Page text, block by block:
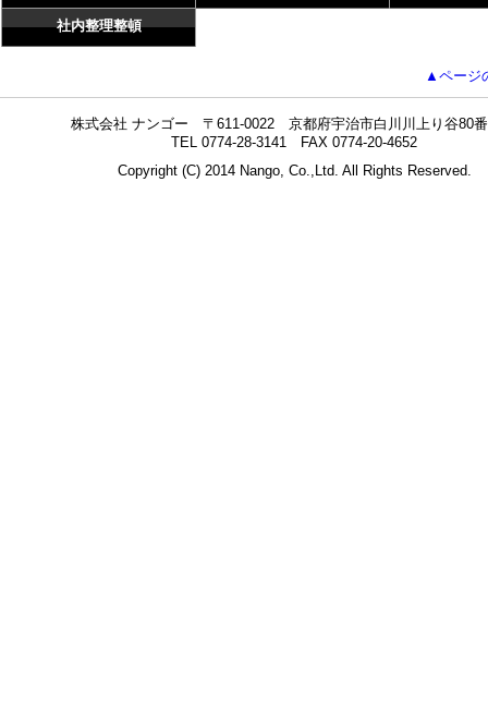
社内整理整頓
▲ページ
株式会社 ナンゴー 〒611-0022 京都府宇治市白川川上り谷80
TEL 0774-28-3141 FAX 0774-20-4652
Copyright (C) 2014 Nango, Co.,Ltd. All Rights Reserved.